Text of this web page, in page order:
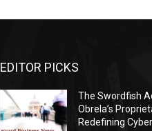
EDITOR PICKS
The Swordfish
Obrela’s
Redefining